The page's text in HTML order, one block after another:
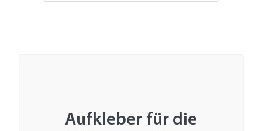
Aufkleber für die